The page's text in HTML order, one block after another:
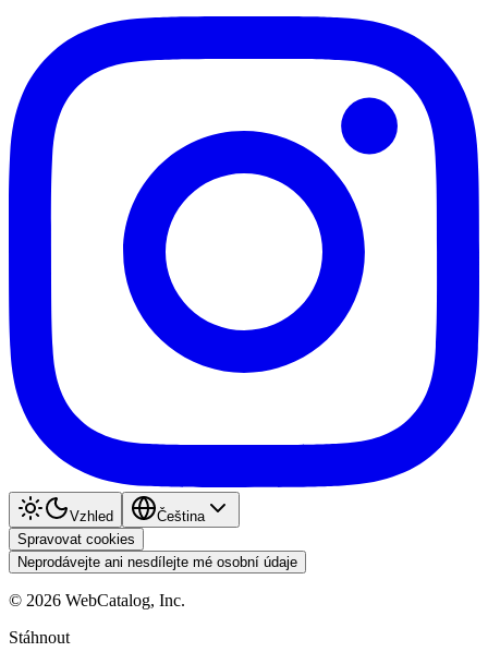
Vzhled
Čeština
Spravovat cookies
Neprodávejte ani nesdílejte mé osobní údaje
© 2026 WebCatalog, Inc.
Stáhnout